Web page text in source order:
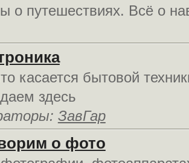
о путешествиях. Всё о
касается бытовой
здесь
ЗавГар
о фото